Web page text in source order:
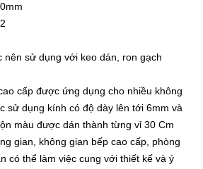
nên sử dụng với keo dán, ron gạch
cấp được ứng dụng cho nhiều không
sử dụng kính có độ dày lên tới 6mm và
màu được dán thành từng vỉ 30 Cm
gian, không gian bếp cao cấp, phòng
có thể làm việc cung với thiết kế và ý